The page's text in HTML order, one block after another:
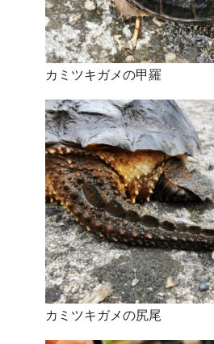
カミツキガメの甲羅
カミツキガメの尻尾